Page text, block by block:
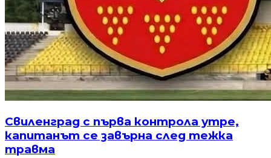
Свиленград с първа контрола утре,
капитанът се завърна след тежка
травма